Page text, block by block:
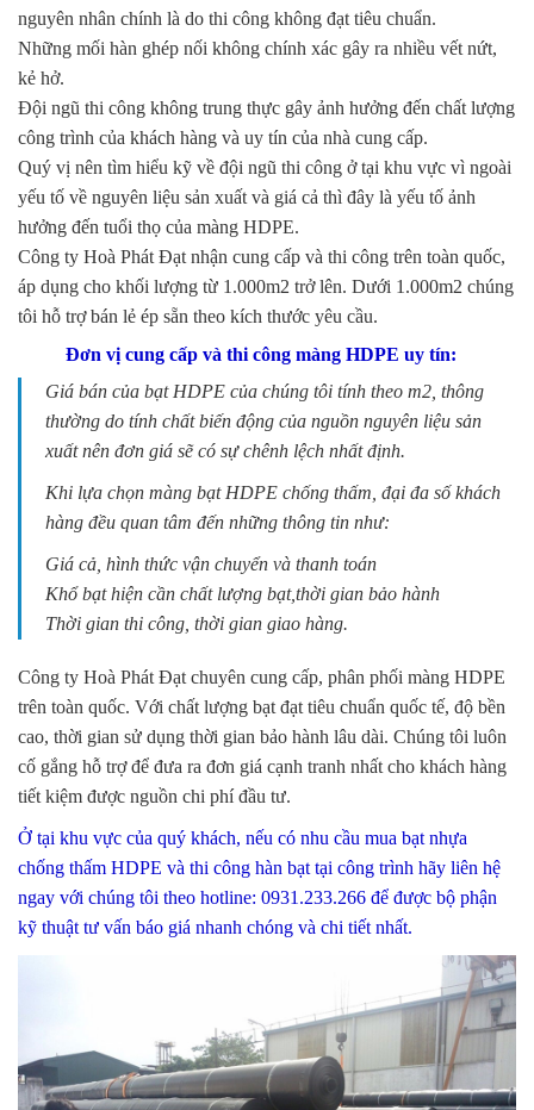
nguyên nhân chính là do thi công không đạt tiêu chuẩn.
Những mối hàn ghép nối không chính xác gây ra nhiều vết nứt,
kẻ hở.
Đội ngũ thi công không trung thực gây ảnh hưởng đến chất lượng
công trình của khách hàng và uy tín của nhà cung cấp.
Quý vị nên tìm hiểu kỹ về đội ngũ thi công ở tại khu vực vì ngoài
yếu tố về nguyên liệu sản xuất và giá cả thì đây là yếu tố ảnh
hưởng đến tuổi thọ của màng HDPE.
Công ty Hoà Phát Đạt nhận cung cấp và thi công trên toàn quốc,
áp dụng cho khối lượng từ 1.000m2 trở lên. Dưới 1.000m2 chúng
tôi hỗ trợ bán lẻ ép sẵn theo kích thước yêu cầu.
Đơn vị cung cấp và thi công màng HDPE uy tín:
Giá bán của bạt HDPE của chúng tôi tính theo m2, thông
thường do tính chất biến động của nguồn nguyên liệu sản
xuất nên đơn giá sẽ có sự chênh lệch nhất định.
Khi lựa chọn màng bạt HDPE chống thấm, đại đa số khách
hàng đều quan tâm đến những thông tin như:
Giá cả, hình thức vận chuyển và thanh toán
Khổ bạt hiện cần chất lượng bạt,thời gian bảo hành
Thời gian thi công, thời gian giao hàng.
Công ty Hoà Phát Đạt chuyên cung cấp, phân phối màng HDPE
trên toàn quốc. Với chất lượng bạt đạt tiêu chuẩn quốc tế, độ bền
cao, thời gian sử dụng thời gian bảo hành lâu dài. Chúng tôi luôn
cố gắng hỗ trợ để đưa ra đơn giá cạnh tranh nhất cho khách hàng
tiết kiệm được nguồn chi phí đầu tư.
Ở tại khu vực của quý khách, nếu có nhu cầu mua bạt nhựa
chống thấm HDPE và thi công hàn bạt tại công trình hãy liên hệ
ngay với chúng tôi theo hotline: 0931.233.266 để được bộ phận
kỹ thuật tư vấn báo giá nhanh chóng và chi tiết nhất.